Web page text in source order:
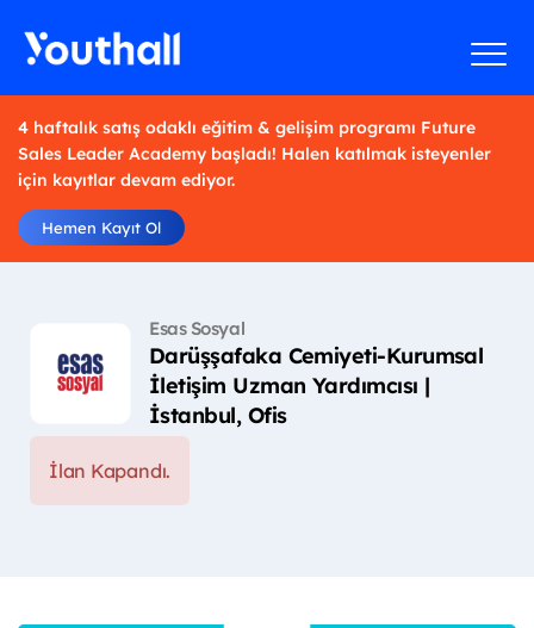
4 haftalık satış odaklı eğitim & gelişim programı Future
Sales Leader Academy başladı! Halen katılmak isteyenler
için kayıtlar devam ediyor.
Hemen Kayıt Ol
Esas Sosyal
Darüşşafaka Cemiyeti-Kurumsal
İletişim Uzman Yardımcısı |
İstanbul, Ofis
İlan Kapandı.